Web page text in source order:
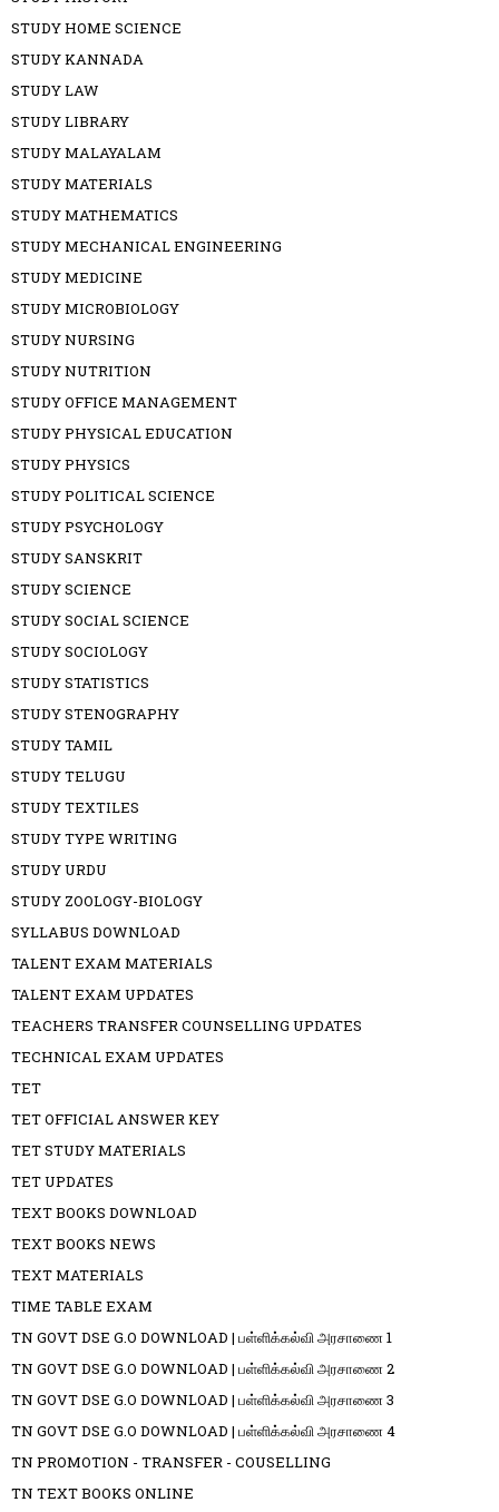
STUDY HOME SCIENCE
STUDY KANNADA
STUDY LAW
STUDY LIBRARY
STUDY MALAYALAM
STUDY MATERIALS
STUDY MATHEMATICS
STUDY MECHANICAL ENGINEERING
STUDY MEDICINE
STUDY MICROBIOLOGY
STUDY NURSING
STUDY NUTRITION
STUDY OFFICE MANAGEMENT
STUDY PHYSICAL EDUCATION
STUDY PHYSICS
STUDY POLITICAL SCIENCE
STUDY PSYCHOLOGY
STUDY SANSKRIT
STUDY SCIENCE
STUDY SOCIAL SCIENCE
STUDY SOCIOLOGY
STUDY STATISTICS
STUDY STENOGRAPHY
STUDY TAMIL
STUDY TELUGU
STUDY TEXTILES
STUDY TYPE WRITING
STUDY URDU
STUDY ZOOLOGY-BIOLOGY
SYLLABUS DOWNLOAD
TALENT EXAM MATERIALS
TALENT EXAM UPDATES
TEACHERS TRANSFER COUNSELLING UPDATES
TECHNICAL EXAM UPDATES
TET
TET OFFICIAL ANSWER KEY
TET STUDY MATERIALS
TET UPDATES
TEXT BOOKS DOWNLOAD
TEXT BOOKS NEWS
TEXT MATERIALS
TIME TABLE EXAM
TN GOVT DSE G.O DOWNLOAD | பள்ளிக்கல்வி அரசாணை 1
TN GOVT DSE G.O DOWNLOAD | பள்ளிக்கல்வி அரசாணை 2
TN GOVT DSE G.O DOWNLOAD | பள்ளிக்கல்வி அரசாணை 3
TN GOVT DSE G.O DOWNLOAD | பள்ளிக்கல்வி அரசாணை 4
TN PROMOTION - TRANSFER - COUSELLING
TN TEXT BOOKS ONLINE